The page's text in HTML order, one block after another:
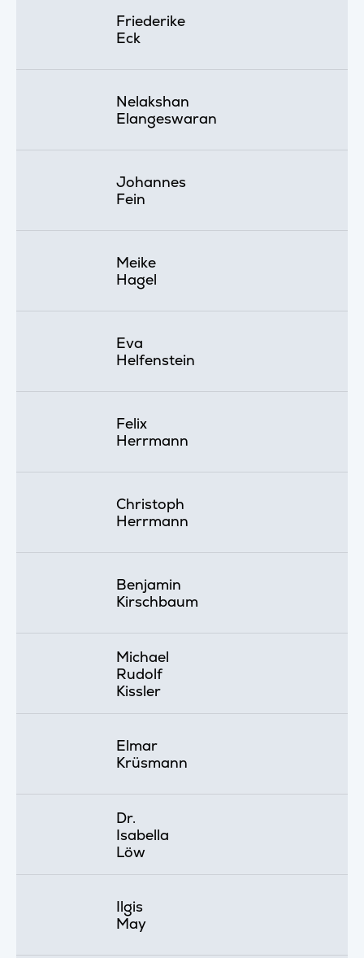
Friederike
Eck
Nelakshan
Elangeswaran
Johannes
Fein
Meike
Hagel
Eva
Helfenstein
Felix
Herrmann
Christoph
Herrmann
Benjamin
Kirschbaum
Michael
Rudolf
Kissler
Elmar
Krüsmann
Dr.
Isabella
Löw
Ilgis
May